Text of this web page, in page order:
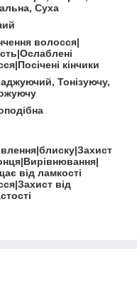
Суха
волосся|
кінчики
Тонізуючу,
від ламкості
від